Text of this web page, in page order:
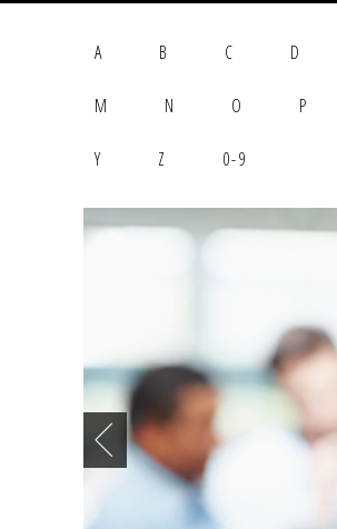
A B C D
M N O P
Y Z 0-9